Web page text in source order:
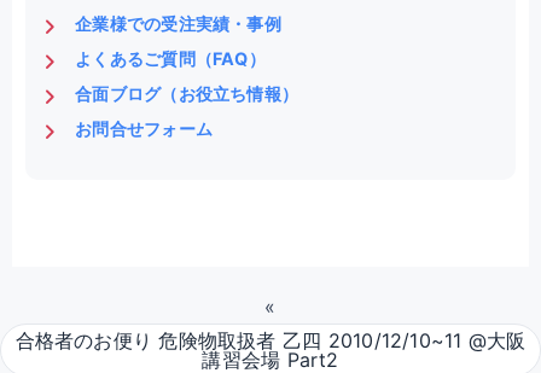
企業様での受注実績・事例
よくあるご質問（FAQ）
合面ブログ（お役立ち情報）
お問合せフォーム
«
合格者のお便り 危険物取扱者 乙四 2010/12/10~11 @大阪
講習会場 Part2